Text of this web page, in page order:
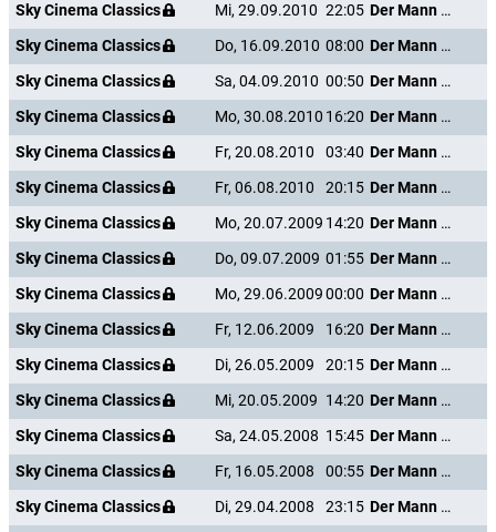
Sky Cinema Classics
Mi, 29.09.2010 22:05
Der Mann mit dem Glasauge
Sky Cinema Classics
Do, 16.09.2010 08:00
Der Mann mit dem Glasauge
Sky Cinema Classics
Sa, 04.09.2010 00:50
Der Mann mit dem Glasauge
Sky Cinema Classics
Mo, 30.08.2010 16:20
Der Mann mit dem Glasauge
Sky Cinema Classics
Fr, 20.08.2010 03:40
Der Mann mit dem Glasauge
Sky Cinema Classics
Fr, 06.08.2010 20:15
Der Mann mit dem Glasauge
Sky Cinema Classics
Mo, 20.07.2009 14:20
Der Mann mit dem Glasauge
Sky Cinema Classics
Do, 09.07.2009 01:55
Der Mann mit dem Glasauge
Sky Cinema Classics
Mo, 29.06.200900:00
Der Mann mit dem Glasauge
Sky Cinema Classics
Fr, 12.06.2009 16:20
Der Mann mit dem Glasauge
Sky Cinema Classics
Di, 26.05.2009 20:15
Der Mann mit dem Glasauge
Sky Cinema Classics
Mi, 20.05.2009 14:20
Der Mann mit dem Glasauge
Sky Cinema Classics
Sa, 24.05.2008 15:45
Der Mann mit dem Glasauge
Sky Cinema Classics
Fr, 16.05.2008 00:55
Der Mann mit dem Glasauge
Sky Cinema Classics
Di, 29.04.2008 23:15
Der Mann mit dem Glasauge